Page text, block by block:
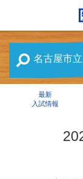
名古屋市
最新
入試情報